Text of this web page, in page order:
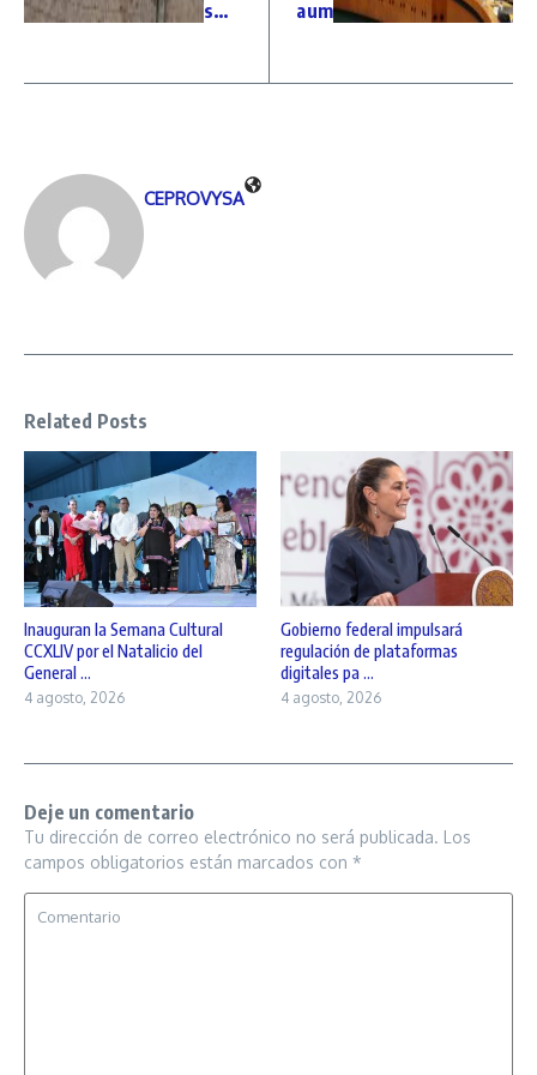
s…
aum
CEPROVYSA
Related Posts
Inauguran la Semana Cultural
CCXLIV por el Natalicio del
General ...
4 agosto, 2026
Gobierno federal impulsará
regulación de plataformas
digitales pa ...
4 agosto, 2026
Deje un comentario
Tu dirección de correo electrónico no será publicada. Los
campos obligatorios están marcados con *